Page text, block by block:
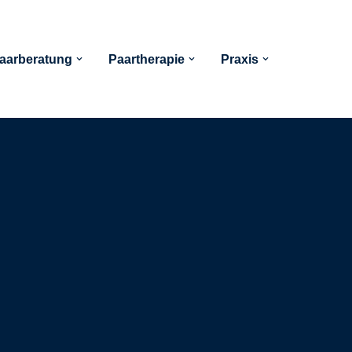
Paartherapie Praxis